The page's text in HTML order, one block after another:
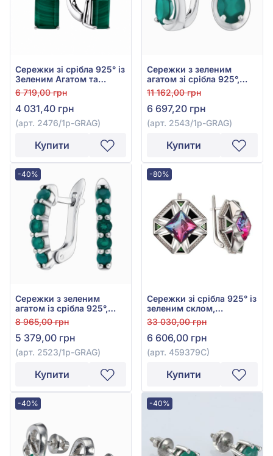
Сережки зі срібла 925° із
Зеленим Агатом та
Фіанітом, арт. 2476/1р-
GRAG
6 719,00 грн
4 031,40 грн
(арт. 2476/1р-GRAG)
Купити
Сережки з зеленим
агатом зі срібла 925°,
арт. 2543/1р-GRAG
11 162,00 грн
6 697,20 грн
(арт. 2543/1р-GRAG)
Купити
-40%
Сережки з зеленим
агатом із срібла 925°,
арт. 2523/1p-GRAG
8 965,00 грн
5 379,00 грн
(арт. 2523/1p-GRAG)
Купити
-80%
Сережки зі срібла 925° із
зеленим склом,
фіанітом/куб.цирконієм,
містик склом та чорним
агатом, арт. 459379С
33 030,00 грн
6 606,00 грн
(арт. 459379С)
Купити
-40% -40%